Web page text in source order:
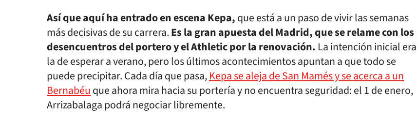
Así que aquí ha entrado en escena Kepa,que está a un paso de vivir las semanas
más decisivas de su carrera.Es la gran apuesta del Madrid, que se relame con los
desencuentros del portero y el Athletic por la renovación. La intención inicial era
la de esperar a verano, pero los últimos acontecimientos apuntan a que todo se
puede precipitar. Cada día que pasa,Kepa se aleja de San Mamés y se acerca a un
Bernabéuque ahora mira hacia su portería y no encuentra seguridad: el 1 de enero,
Arrizabalaga podrá negociar libremente.